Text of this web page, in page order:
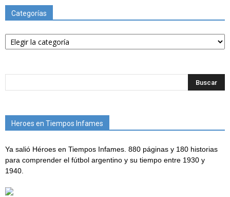
Categorías
Categorías
Heroes en Tiempos Infames
Ya salió Héroes en Tiempos Infames. 880 páginas y 180 historias
para comprender el fútbol argentino y su tiempo entre 1930 y
1940.